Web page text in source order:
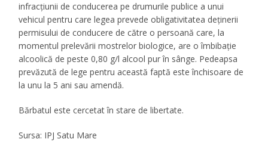
infracțiunii de conducerea pe drumurile publice a unui
vehicul pentru care legea prevede obligativitatea deținerii
permisului de conducere de către o persoană care, la
momentul prelevării mostrelor biologice, are o îmbibație
alcoolică de peste 0,80 g/l alcool pur în sânge. Pedeapsa
prevăzută de lege pentru această faptă este închisoare de
la unu la 5 ani sau amendă.
Bărbatul este cercetat în stare de libertate.
Sursa: IPJ Satu Mare